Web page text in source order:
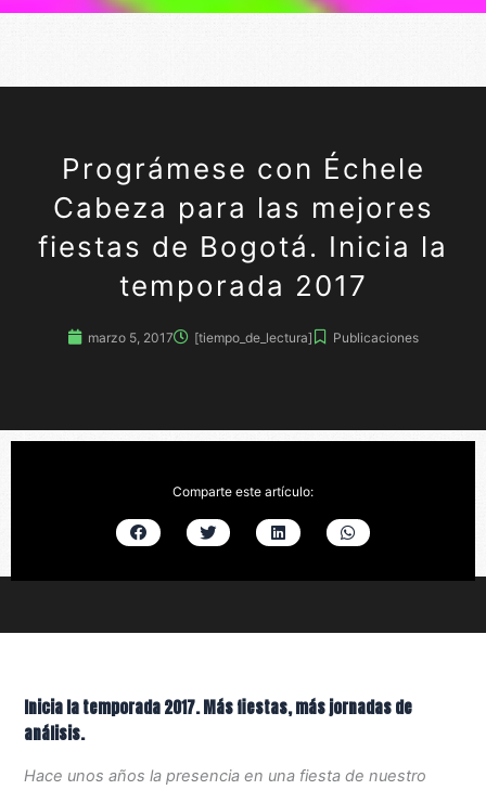
Prográmese con Échele
Cabeza para las mejores
fiestas de Bogotá. Inicia la
temporada 2017
marzo 5, 2017 [tiempo_de_lectura] Publicaciones
Comparte este artículo:
Inicia la temporada 2017. Más fiestas, más jornadas de
análisis.
Hace unos años la presencia en una fiesta de nuestro